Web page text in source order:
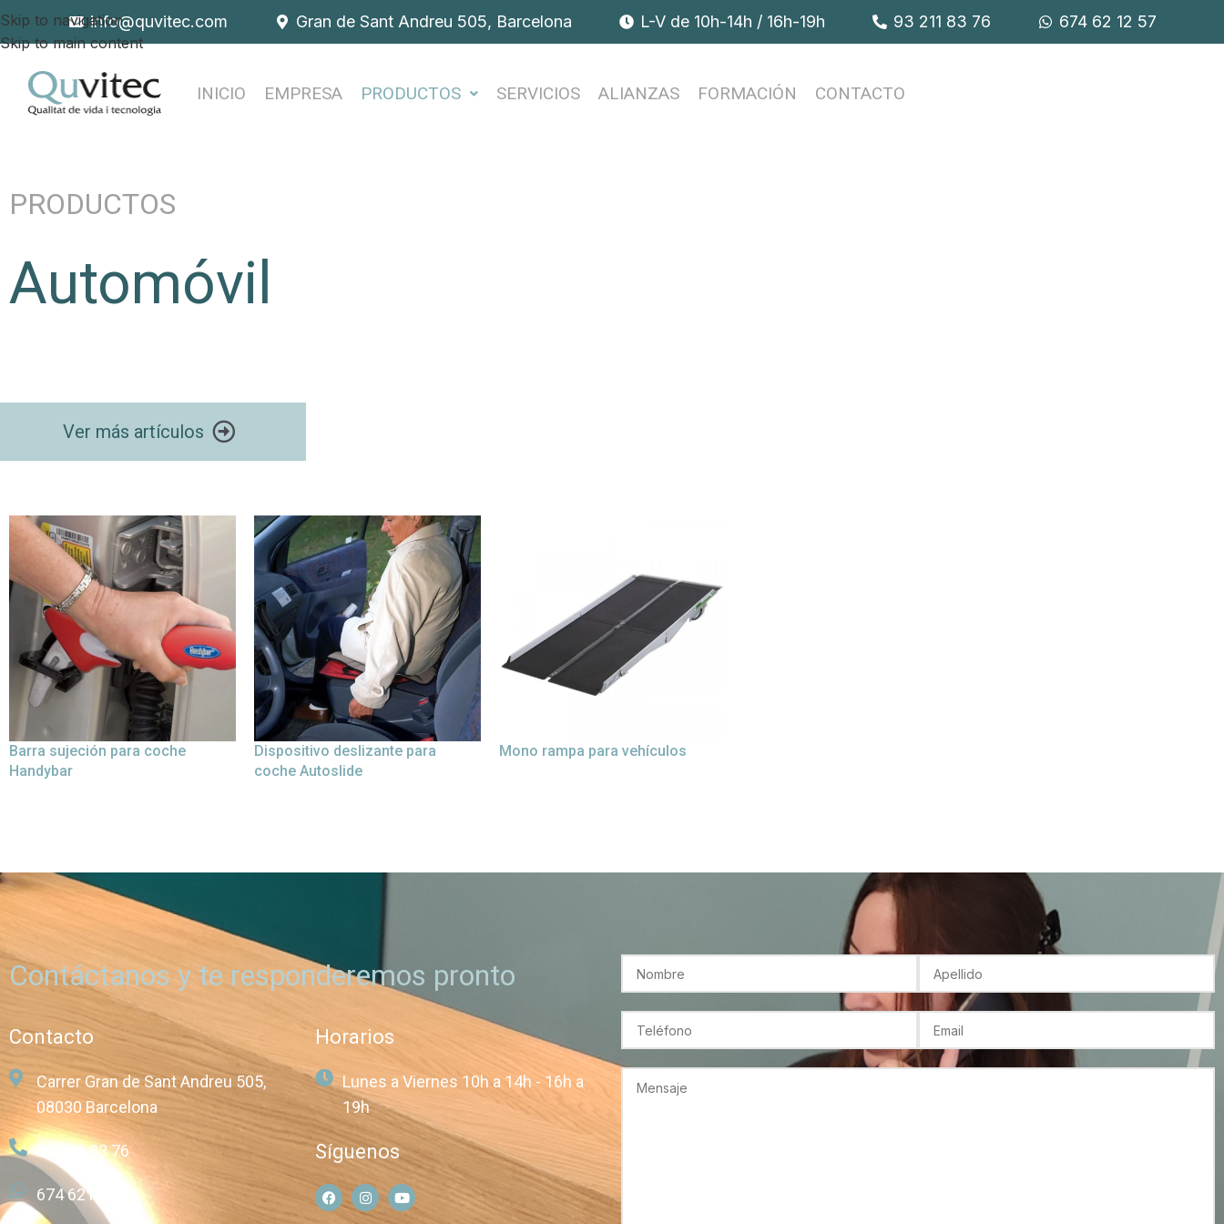
Skip to navigation
Skip to main content
info@quvitec.com Gran de Sant Andreu 505, Barcelona L-V de 10h-14h / 16h-19h 93 211 83 76 674 62 12 57
INICIO EMPRESA PRODUCTOS SERVICIOS ALIANZAS FORMACIÓN CONTACTO
PRODUCTOS
Automóvil
Ver más artículos
Barra sujeción para coche
Handybar
Dispositivo deslizante para
coche Autoslide
Mono rampa para vehículos
Contáctanos y te responderemos pronto
Contacto
Carrer Gran de Sant Andreu 505,
08030 Barcelona
93 211 83 76
674 621 257
Horarios
Lunes a Viernes 10h a 14h - 16h a
19h
Síguenos